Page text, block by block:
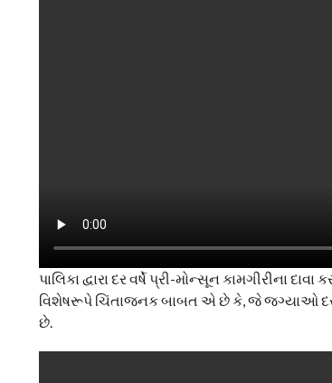
પાલિકા દ્વારા દર વર્ષે પ્રી-મોન્સૂન કામગીરીના
વિશેષરૂપે ચિંતાજનક બાબત એ છે કે, જે જગ્યાઓ દર
છે.